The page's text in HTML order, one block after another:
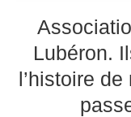
Lubéron.
l’histoire